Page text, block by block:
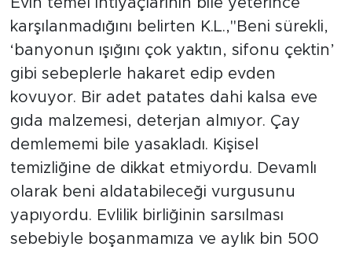
Evin temel ihtiyaçlarının bile yeterince
karşılanmadığını belirten K.L.,"Beni sürekli,
‘banyonun ışığını çok yaktın, sifonu çektin’
gibi sebeplerle hakaret edip evden
kovuyor. Bir adet patates dahi kalsa eve
gıda malzemesi, deterjan almıyor. Çay
demlememi bile yasakladı. Kişisel
temizliğine de dikkat etmiyordu. Devamlı
olarak beni aldatabileceği vurgusunu
yapıyordu. Evlilik birliğinin sarsılması
sebebiyle boşanmamıza ve aylık bin 500